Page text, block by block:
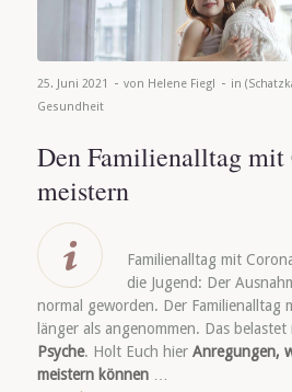
25. Juni 2021 - von Helene Fiegl - in
Gesundheit
Den Familienalltag mit
meistern
Familienalltag mit
die Jugend: Der
normal geworden. Der Familienalltag
länger als angenommen. Das
Psyche. Holt Euch hier Anregungen,
meistern können …